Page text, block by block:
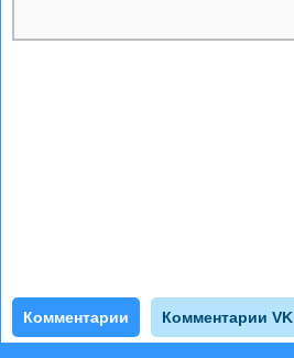
Комментарии Комментарии VK